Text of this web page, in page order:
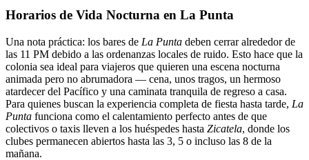
Horarios de Vida Nocturna en La Punta
Una nota práctica: los bares de La Punta deben cerrar alrededor de
las 11 PM debido a las ordenanzas locales de ruido. Esto hace que la
colonia sea ideal para viajeros que quieren una escena nocturna
animada pero no abrumadora — cena, unos tragos, un hermoso
atardecer del Pacífico y una caminata tranquila de regreso a casa.
Para quienes buscan la experiencia completa de fiesta hasta tarde, La
Punta funciona como el calentamiento perfecto antes de que
colectivos o taxis lleven a los huéspedes hasta Zicatela, donde los
clubes permanecen abiertos hasta las 3, 5 o incluso las 8 de la
mañana.